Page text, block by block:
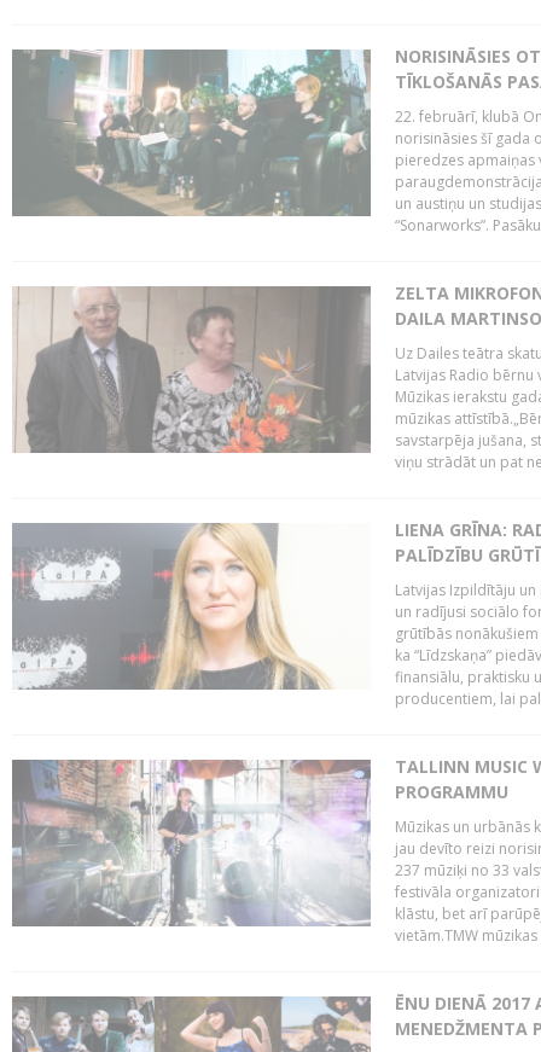
NORISINĀSIES
TĪKLOŠANĀS
22. februārī, klubā
norisināsies šī gada
pieredzes apmaiņas
un austiņu un
“Sonarworks”.
ZELTA
DAILA
Uz Dailes teātra
Latvijas Radio
Mūzikas ierakstu
mūzikas
savstarpēja jušana,
viņu strādāt un pat
LIENA GRĪNA:
PALĪDZĪBU
Latvijas Izpildītāju
un radījusi sociālo
grūtībās
ka “Līdzskaņa”
finansiālu, praktisku
producentiem, lai
TALLINN MUSIC
PROGRAMMU
Mūzikas un urbānās
jau devīto reizi
237 mūziķi no 33
festivāla
klāstu, bet arī
vietām.TMW
ĒNU DIENĀ 2017
MENEDŽMENTA